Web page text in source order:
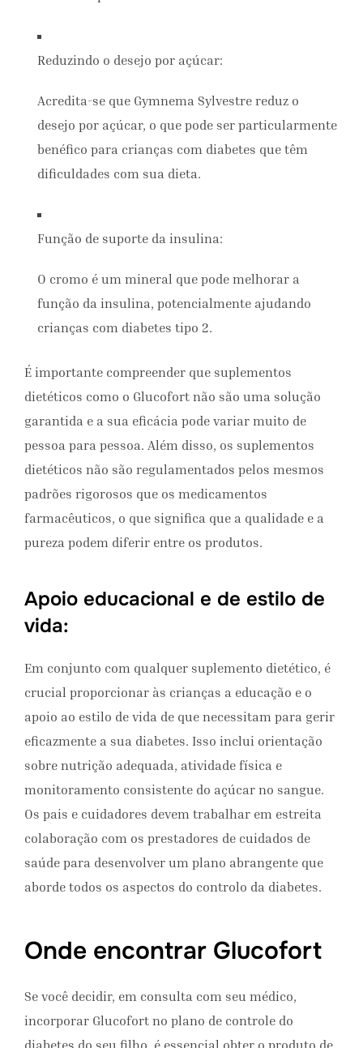
Reduzindo o desejo por açúcar:
Acredita-se que Gymnema Sylvestre reduz o
desejo por açúcar, o que pode ser particularmente
benéfico para crianças com diabetes que têm
dificuldades com sua dieta.
Função de suporte da insulina:
O cromo é um mineral que pode melhorar a
função da insulina, potencialmente ajudando
crianças com diabetes tipo 2.
É importante compreender que suplementos
dietéticos como o Glucofort não são uma solução
garantida e a sua eficácia pode variar muito de
pessoa para pessoa. Além disso, os suplementos
dietéticos não são regulamentados pelos mesmos
padrões rigorosos que os medicamentos
farmacêuticos, o que significa que a qualidade e a
pureza podem diferir entre os produtos.
Apoio educacional e de estilo de
vida:
Em conjunto com qualquer suplemento dietético, é
crucial proporcionar às crianças a educação e o
apoio ao estilo de vida de que necessitam para gerir
eficazmente a sua diabetes. Isso inclui orientação
sobre nutrição adequada, atividade física e
monitoramento consistente do açúcar no sangue.
Os pais e cuidadores devem trabalhar em estreita
colaboração com os prestadores de cuidados de
saúde para desenvolver um plano abrangente que
aborde todos os aspectos do controlo da diabetes.
Onde encontrar Glucofort
Se você decidir, em consulta com seu médico,
incorporar Glucofort no plano de controle do